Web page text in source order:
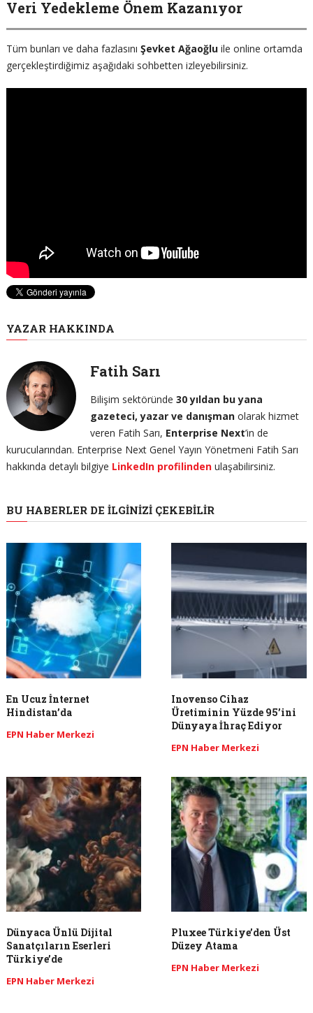
Veri Yedekleme Önem Kazanıyor
Tüm bunları ve daha fazlasını Şevket Ağaoğluile online ortamda
gerçekleştirdiğimiz aşağıdaki sohbetten izleyebilirsiniz.
YAZAR HAKKINDA
Fatih Sarı
Bilişim sektöründe 30 yıldan bu yana
gazeteci, yazar ve danışmanolarak hizmet
veren Fatih Sarı, Enterprise Next’in de
kurucularından. Enterprise Next Genel Yayın Yönetmeni Fatih Sarı
hakkında detaylı bilgiye LinkedIn profilinden ulaşabilirsiniz.
BU HABERLER DE İLGINIZI ÇEKEBILIR
En Ucuz İnternet
Hindistan’da
EPN Haber Merkezi
Inovenso Cihaz
Üretiminin Yüzde 95’ini
Dünyaya İhraç Ediyor
EPN Haber Merkezi
Dünyaca Ünlü Dijital
Sanatçıların Eserleri
Türkiye’de
EPN Haber Merkezi
Pluxee Türkiye’den Üst
Düzey Atama
EPN Haber Merkezi